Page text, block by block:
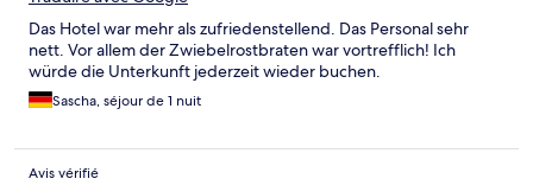
Das Hotel war mehr als zufriedenstellend. Das Personal sehr
nett. Vor allem der Zwiebelrostbraten war vortrefflich! Ich
würde die Unterkunft jederzeit wieder buchen.
Sascha, séjour de 1 nuit
Avis vérifié